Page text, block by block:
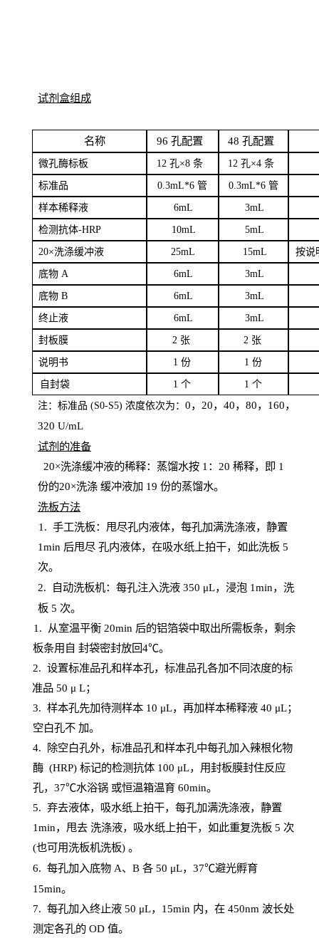
试剂盒组成
名称 96 孔配置 48 孔配置
微孔酶标板 12 孔×8 条 12 孔×4 条
标准品 0.3mL*6 管 0.3mL*6 管
样本稀释液 6mL 3mL
检测抗体-HRP 10mL 5mL
20×洗涤缓冲液 25mL 15mL 按说
底物A 6mL 3mL
底物B 6mL 3mL
终止液 6mL 3mL
封板膜 2 张 2 张
说明书 1 份 1 份
自封袋 1 个 1 个
注：标准品 (S0-S5) 浓度依次为： 0，20，40，80，160，
320 U/mL
试剂的准备
20×洗涤缓冲液的稀释：蒸馏水按 1：20 稀释，即 1
份的20×洗涤 缓冲液加 19 份的蒸馏水。
洗板方法
1. 手工洗板：甩尽孔内液体，每孔加满洗涤液，静置
1min 后甩尽 孔内液体，在吸水纸上拍干，如此洗板 5
次。
2.
自动洗板机：每孔注入洗液 350 μL，浸泡 1min，洗
板 5 次。
1 . 从室温平衡 20min 后的铝箔袋中取出所需板条，剩余
板条用自 封袋密封放回4℃。
2. 设置标准品孔和样本孔，标准品孔各加不同浓度的标
准品 50 μ L；
3. 样本孔先加待测样本 10 μL，再加样本稀释液 40 μL；
空白孔不 加。
4.
除空白孔外，标准品孔和样本孔中每孔加入辣根化物
酶 (HRP) 标记的检测抗体 100 μL，用封板膜封住反应
孔， 37℃水浴锅 或恒温箱温育60min。
5. 弃去液体，吸水纸上拍干，每孔加满洗涤液，静置
1min，甩去 洗涤液，吸水纸上拍干，如此重复洗板 5 次
(也可用洗板机洗板) 。
6. 每孔加入底物A、B 各 50 μL，37℃避光孵育
15min。
7. 每孔加入终止液 50 μL， 15min 内，在450nm 波长处
测定各孔的 OD 值。